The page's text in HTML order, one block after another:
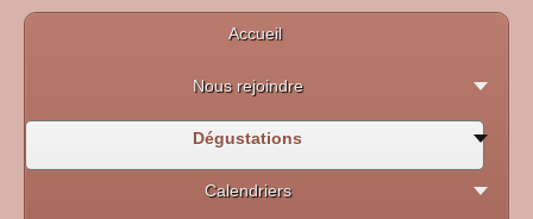
Accueil
Nous rejoindre
Dégustations
Calendriers